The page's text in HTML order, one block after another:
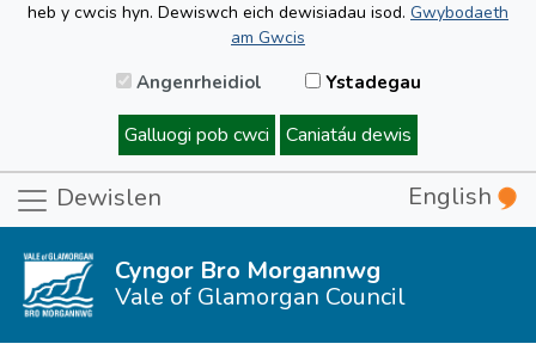
heb y cwcis hyn. Dewiswch eich dewisiadau isod. Gwybodaeth
am Gwcis
Angenrheidiol Ystadegau
Galluogi pob cwci Caniatáu dewis
Dewislen English
Cyngor Bro Morgannwg
Vale of Glamorgan Council